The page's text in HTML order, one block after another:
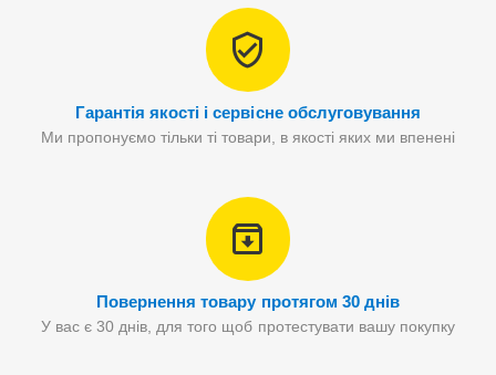
Гарантія якості і сервісне обслуговування
Ми пропонуємо тільки ті товари, в якості яких ми впенені
Повернення товару протягом 30 днів
У вас є 30 днів, для того щоб протестувати вашу покупку